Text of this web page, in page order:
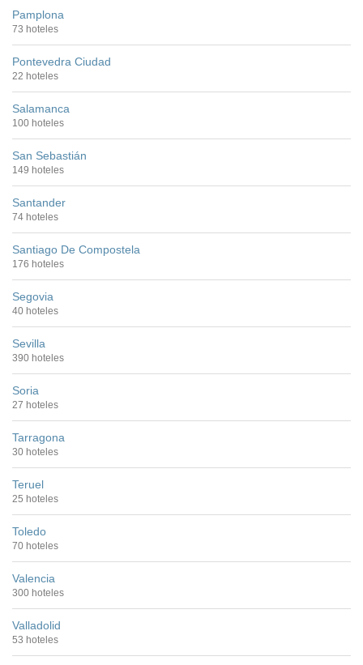
Pamplona
73 hoteles
Pontevedra Ciudad
22 hoteles
Salamanca
100 hoteles
San Sebastián
149 hoteles
Santander
74 hoteles
Santiago De Compostela
176 hoteles
Segovia
40 hoteles
Sevilla
390 hoteles
Soria
27 hoteles
Tarragona
30 hoteles
Teruel
25 hoteles
Toledo
70 hoteles
Valencia
300 hoteles
Valladolid
53 hoteles